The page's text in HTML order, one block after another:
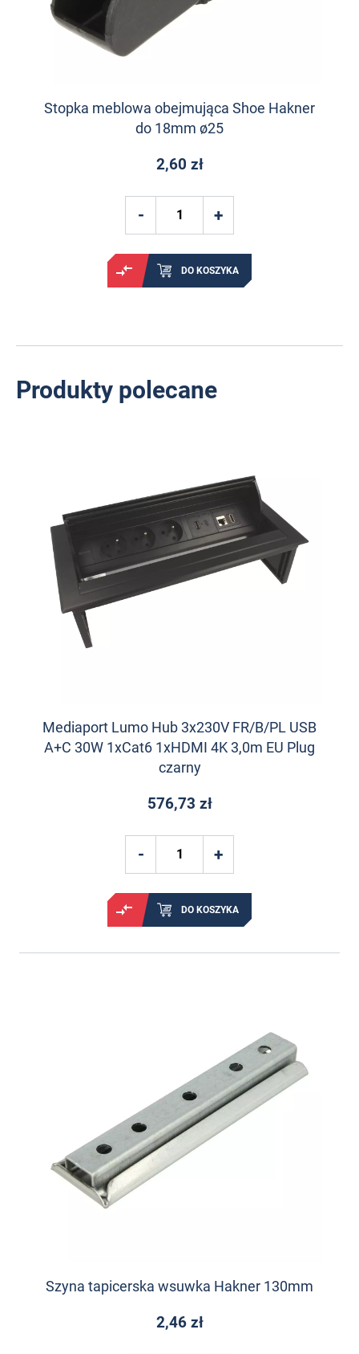
Stopka meblowa obejmująca Shoe Hakner
do 18mm ø25
2,60 zł
DO KOSZYKA
Produkty polecane
Mediaport Lumo Hub 3x230V FR/B/PL USB
A+C 30W 1xCat6 1xHDMI 4K 3,0m EU Plug
czarny
576,73 zł
DO KOSZYKA
Szyna tapicerska wsuwka Hakner 130mm
2,46 zł